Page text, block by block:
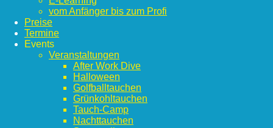
vom Anfänger bis zum Profi
Preise
Termine
Events
Veranstaltungen
After Work Dive
Halloween
Golfballtauchen
Grünkohltauchen
Tauch-Camp
Nachttauchen